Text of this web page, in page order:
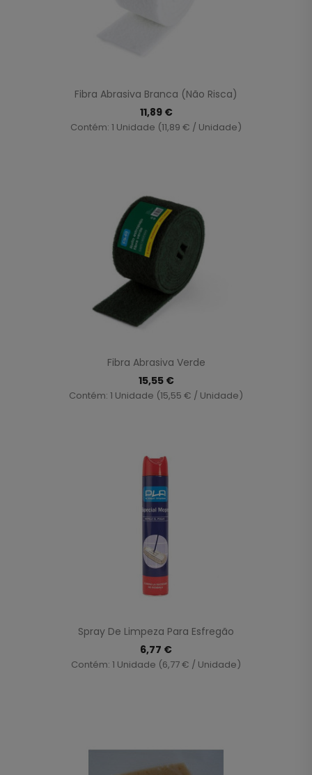
Fibra Abrasiva Branca (não Risca)
11,89 €
Contém: 1 Unidade (11,89 € / Unidade)
Fibra Abrasiva Verde
15,55 €
Contém: 1 Unidade (15,55 € / Unidade)
Spray De Limpeza Para Esfregão
6,77 €
Contém: 1 Unidade (6,77 € / Unidade)